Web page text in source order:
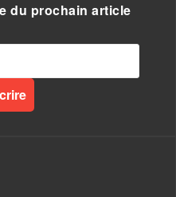
du prochain article